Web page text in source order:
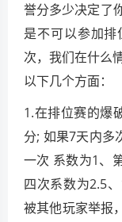
誉分多少决定了
是不可以参加
次，我们在什么
以下几个方面：
1.在排位赛的爆
分; 如果7天内多
一次 系数为1、
四次系数为2.5
被其他玩家举报